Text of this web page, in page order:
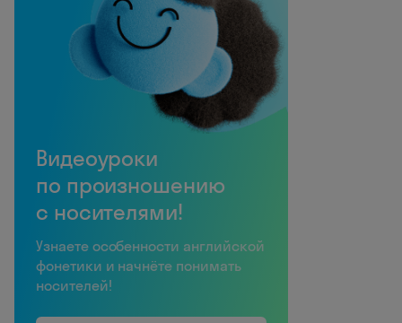
Видеоуроки
по произношению
с носителями!
Узнаете особенности английской
фонетики и начнёте понимать
носителей!